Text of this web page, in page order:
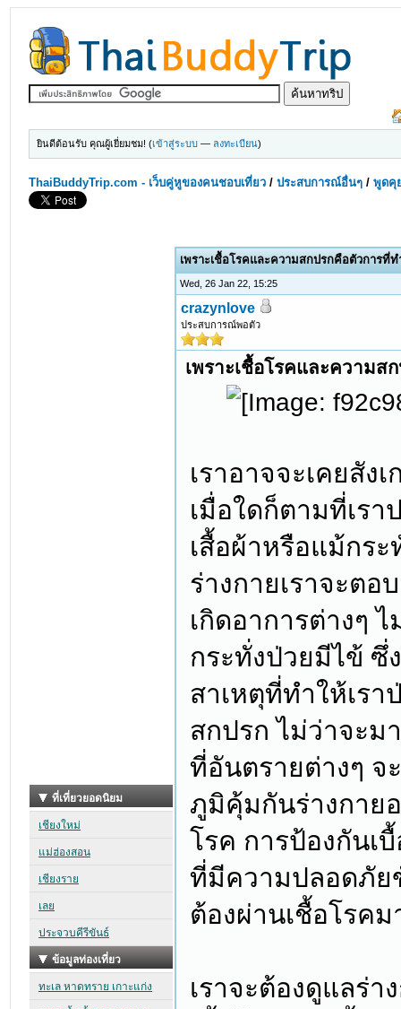
ยินดีต้อนรับ คุณผู้เยี่ยมชม! (เข้าสู่ระบบ — ลงทะเบียน)
ThaiBuddyTrip.com - เว็บคู่หูของคนชอบเที่ยว /ประสบการณ์อื่นๆ /พูดคุ
เพราะเชื้อโรคและความสกปรกคือตัวการที่ท
Wed, 26 Jan 22, 15:25
crazynlove
ประสบการณ์พอตัว
เพราะเชื้อโรคและความส
เราอาจจะเคยสัง
เมื่อใดก็ตามที่เร
เสื้อผ้าหรือแม้กร
ร่างกายเราจะตอ
เกิดอาการต่างๆ
กระทั่งป่วยมีไข้ ซึ่
สาเหตุที่ทำให้เร
สกปรก ไม่ว่าจะม
ที่อันตรายต่างๆ จ
ภูมิคุ้มกันร่างกาย
โรค การป้องกันเ
ที่มีความปลอดภัย
ต้องผ่านเชื้อโรค
เราจะต้องดูแลร่า